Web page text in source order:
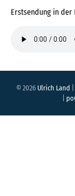
Erstsendung in der
© 2026 Ulrich Land